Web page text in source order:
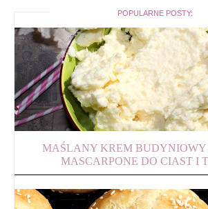
POPULARNE POSTY:
MAŚLANY KREM BUDYNIOWY
MASCARPONE DO CIAST I